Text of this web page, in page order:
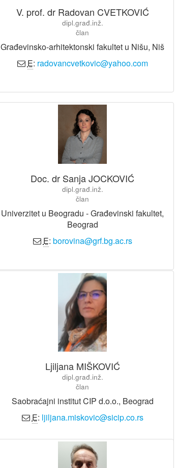
V. prof. dr Radovan CVETKOVIĆ
dipl.građ.inž.
član
Građevinsko-arhitektonski fakultet u Nišu, Niš
E: radovancvetkovic@yahoo.com
Doc. dr Sanja JOCKOVIĆ
dipl.građ.inž.
član
Univerzitet u Beogradu - Građevinski fakultet,
Beograd
E: borovina@grf.bg.ac.rs
Ljiljana MIŠKOVIĆ
dipl.građ.inž.
član
Saobraćajni institut CIP d.o.o., Beograd
E: ljiljana.miskovic@sicip.co.rs